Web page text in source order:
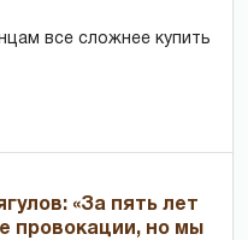
все сложнее купить
«За пять лет
провокации, но мы